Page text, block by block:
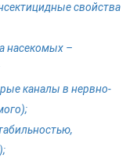
свойства
насекомых –
каналы в нервно-